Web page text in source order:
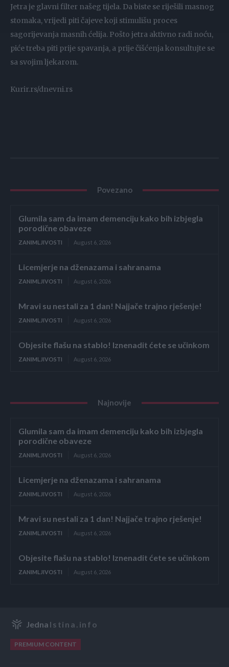
Jetra je glavni filter našeg tijela. Da biste se riješili masnog
stomaka, vrijedi piti čajeve koji stimulišu proces
sagorijevanja masnih ćelija. Pošto jetra aktivno radi noću,
piće treba piti prije spavanja, a prije čišćenja konsultujte se
sa svojim ljekarom.
Kurir.rs/dnevni.rs
Povezano
Glumila sam da imam demenciju kako bih izbjegla
porodične obaveze
ZANIMLJIVOSTI August 6, 2026
Licemjerje na dženazama i sahranama
ZANIMLJIVOSTI August 6, 2026
Mravi su nestali za 1 dan! Najjače trajno rješenje!
ZANIMLJIVOSTI August 6, 2026
Objesite flašu na stablo! Iznenadit ćete se učinkom
ZANIMLJIVOSTI August 6, 2026
Najnovije
Glumila sam da imam demenciju kako bih izbjegla
porodične obaveze
ZANIMLJIVOSTI August 6, 2026
Licemjerje na dženazama i sahranama
ZANIMLJIVOSTI August 6, 2026
Mravi su nestali za 1 dan! Najjače trajno rješenje!
ZANIMLJIVOSTI August 6, 2026
Objesite flašu na stablo! Iznenadit ćete se učinkom
ZANIMLJIVOSTI August 6, 2026
Jedna Istina.info
PREMIUM CONTENT